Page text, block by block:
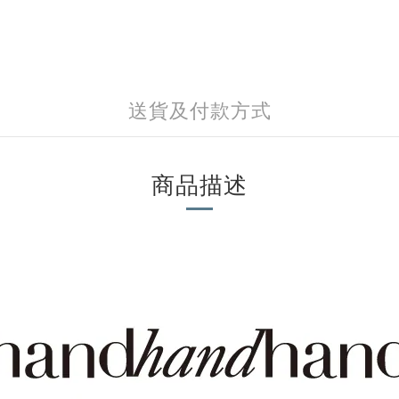
送貨及付款方式
商品描述